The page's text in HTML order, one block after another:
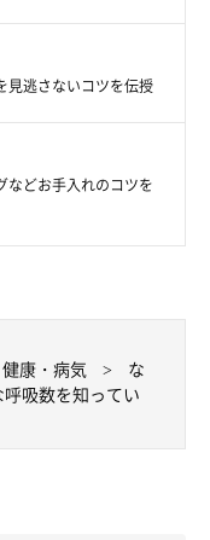
見逃さないコツを伝授
などお手入れのコツを
健康・病気
な
吸数を知ってい